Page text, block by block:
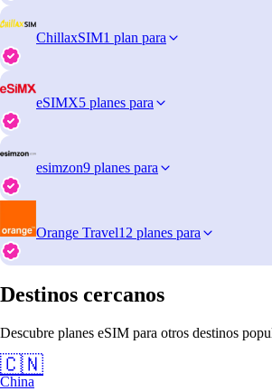
ChillaxSIM1 plan para
eSIMX5 planes para
esimzon9 planes para
Orange Travel12 planes para
Destinos cercanos
Descubre planes eSIM para otros destinos
🇨🇳
China